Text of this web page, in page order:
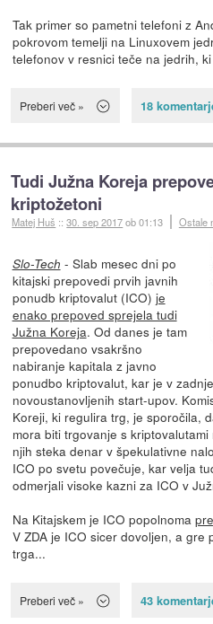
Tak primer so pametni telefoni z
pokrovom temelji na Linuxovem
telefonov v resnici teče na jedrih,
Preberi več » 18
Tudi Južna Koreja
kriptožetoni
Matej Huš ::30. sep 2017ob 01:13 Ostale
Slo-Tech - Slab mesec dni po
kitajski prepovedi prvih javnih
ponudb kriptovalut (ICO) je
enako prepoved sprejela tudi
Južna Koreja. Od danes je tam
prepovedano vsakršno
nabiranje kapitala z javno
ponudbo kriptovalut, kar je v
novoustanovljenih start-upov.
Koreji, ki regulira trg, je sporočila,
mora biti trgovanje s
njih steka denar v špekulativne
ICO po svetu povečuje, kar velja
odmerjali visoke kazni za ICO v
Na Kitajskem je ICO popolnoma
V ZDA je ICO sicer dovoljen, a gre
trga...
Preberi več » 43